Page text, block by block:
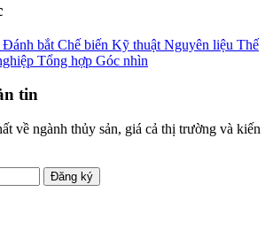
Đánh bắt Chế biến Kỹ thuật Nguyên liệu Thế
Tổng hợp Góc nhìn
tin
về ngành thủy sản, giá cả thị trường và kiến
Đăng ký